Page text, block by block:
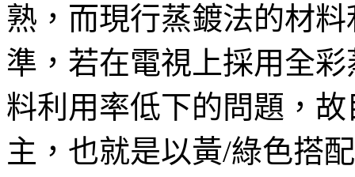
熟，而現行蒸鍍法的材
準，若在電視上採用全
料利用率低下的問題，
主，也就是以黃/綠色搭